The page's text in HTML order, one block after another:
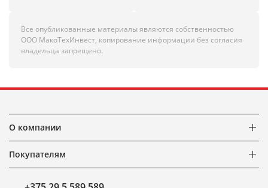
Все опубликованные материалы являются собственностью
ООО МакоТехИнвест, копирование информации без согласия
владельца запрещено.
О компании
Покупателям